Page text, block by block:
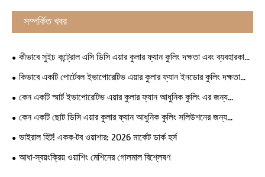
সম্পর্কিত খবর
কীভাবে সুইচ কন্ট্রোল এসি ডিসি এয়ার কুলার ফ্যান কুলিং দক্ষতা এবং ব্যবহারকারীর
স্বাচ্ছন্দ্যকে উন্নত করে?
কিভাবে একটি পোর্টেবল ইভাপোরেটিভ এয়ার কুলার ফ্যান ইনডোর কুলিং দক্ষতা
উন্নত করে?
কেন একটি স্মার্ট ইভাপোরেটিভ এয়ার কুলার ফ্যান আধুনিক কুলিং এর জন্য
অপরিহার্য হয়ে উঠছে?
কেন একটি ছোট ডিসি এয়ার কুলার ফ্যান আধুনিক কুলিং সলিউশনের জন্য
অপরিহার্য?
ভাইরাল হিট! একক-টব ওয়াশার: 2026 মার্কেট ডার্ক হর্স
আধা-স্বয়ংক্রিয় ওয়াশিং মেশিনের গোলমাল বিশ্লেষণ